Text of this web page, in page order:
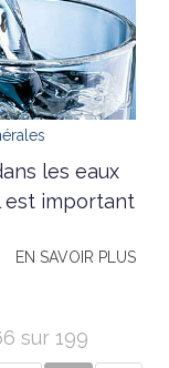
les eaux
est important
EN SAVOIR PLUS
sur 199